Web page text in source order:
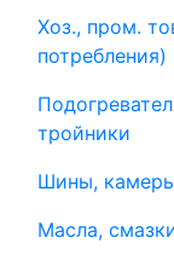
Хоз., пром.
потребления)
тройники
Шины,
Масла,